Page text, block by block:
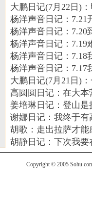
大鹏日记(7月22日)
杨洋声音日记：7.21
杨洋声音日记：7.20
杨洋声音日记：7.19
杨洋声音日记：7.18
杨洋声音日记：7.17
大鹏日记(7月21日)
高圆圆日记：在大本
姜培琳日记：登山
谢娜日记：我终于有
胡歌：走出拉萨才能
胡静日记：下次我
Copyright © 2005